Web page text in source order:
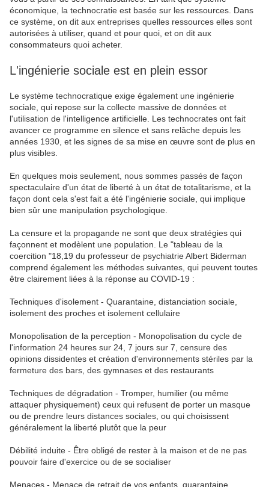
économique, la technocratie est basée sur les ressources. Dans
ce système, on dit aux entreprises quelles ressources elles sont
autorisées à utiliser, quand et pour quoi, et on dit aux
consommateurs quoi acheter.
L'ingénierie sociale est en plein essor
Le système technocratique exige également une ingénierie
sociale, qui repose sur la collecte massive de données et
l'utilisation de l'intelligence artificielle. Les technocrates ont fait
avancer ce programme en silence et sans relâche depuis les
années 1930, et les signes de sa mise en œuvre sont de plus en
plus visibles.
En quelques mois seulement, nous sommes passés de façon
spectaculaire d'un état de liberté à un état de totalitarisme, et la
façon dont cela s'est fait a été l'ingénierie sociale, qui implique
bien sûr une manipulation psychologique.
La censure et la propagande ne sont que deux stratégies qui
façonnent et modèlent une population. Le "tableau de la
coercition "18,19 du professeur de psychiatrie Albert Biderman
comprend également les méthodes suivantes, qui peuvent toutes
être clairement liées à la réponse au COVID-19 :
Techniques d'isolement - Quarantaine, distanciation sociale,
isolement des proches et isolement cellulaire
Monopolisation de la perception - Monopolisation du cycle de
l'information 24 heures sur 24, 7 jours sur 7, censure des
opinions dissidentes et création d'environnements stériles par la
fermeture des bars, des gymnases et des restaurants
Techniques de dégradation - Tromper, humilier (ou même
attaquer physiquement) ceux qui refusent de porter un masque
ou de prendre leurs distances sociales, ou qui choisissent
généralement la liberté plutôt que la peur
Débilité induite - Être obligé de rester à la maison et de ne pas
pouvoir faire d'exercice ou de se socialiser
Menaces - Menace de retrait de vos enfants, quarantaine